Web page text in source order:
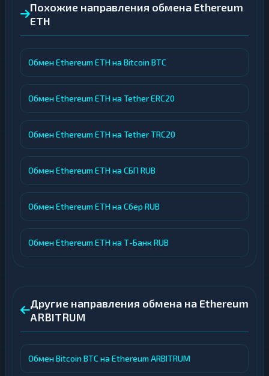
Похожие направления обмена Ethereum
ETH
Обмен Ethereum ETH на Bitcoin BTC
Обмен Ethereum ETH на Tether ERC20
Обмен Ethereum ETH на Tether TRC20
Обмен Ethereum ETH на СБП RUB
Обмен Ethereum ETH на Сбер RUB
Обмен Ethereum ETH на Т-Банк RUB
Другие направления обмена на Ethereum
ARBITRUM
Обмен Bitcoin BTC на Ethereum ARBITRUM